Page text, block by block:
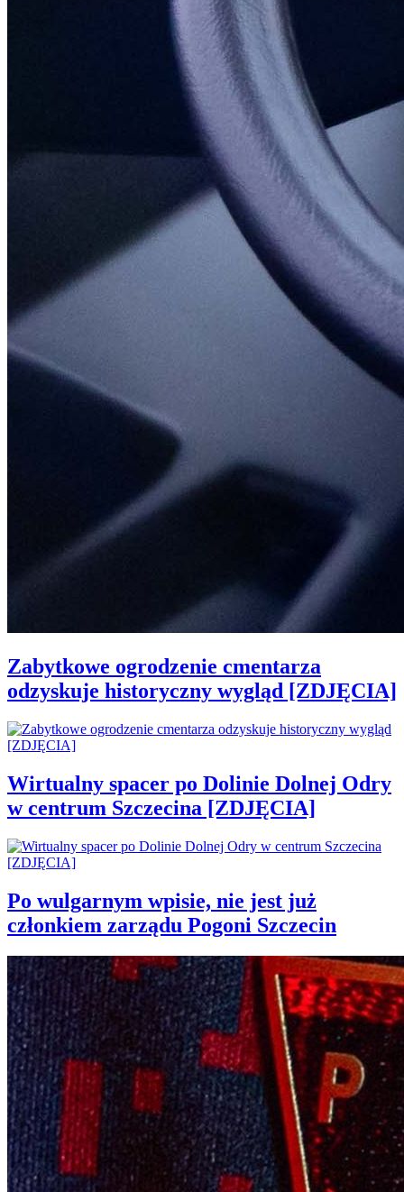
Zabytkowe ogrodzenie cmentarza
odzyskuje historyczny wygląd [ZDJĘCIA]
Wirtualny spacer po Dolinie Dolnej Odry
w centrum Szczecina [ZDJĘCIA]
Po wulgarnym wpisie, nie jest już
członkiem zarządu Pogoni Szczecin